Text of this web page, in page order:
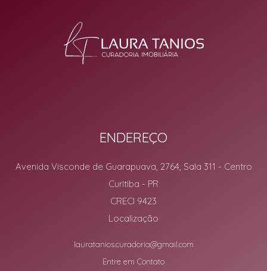
ENDEREÇO
Avenida Visconde de Guarapuava, 2764, Sala 311 - Centro
Curitiba - PR
CRECI 9423
Localização
lauratanios.curadoria@gmail.com
Entre em Contato